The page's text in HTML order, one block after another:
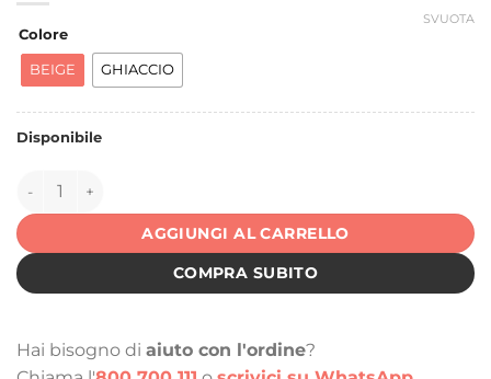
Colore
BEIGE GHIACCIO
SVUOTA
Disponibile
142792 quantità
AGGIUNGI AL CARRELLO
COMPRA SUBITO
Hai bisogno di aiuto con l'ordine?